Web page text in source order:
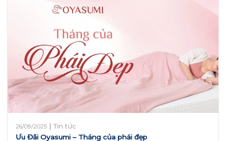
26/09/2025 |Tin tức
Ưu Đãi Oyasumi – Tháng của phái đẹp